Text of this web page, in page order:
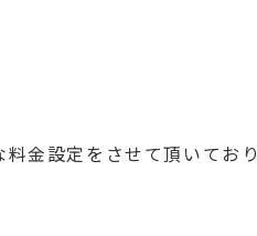
金設定をさせて頂いており